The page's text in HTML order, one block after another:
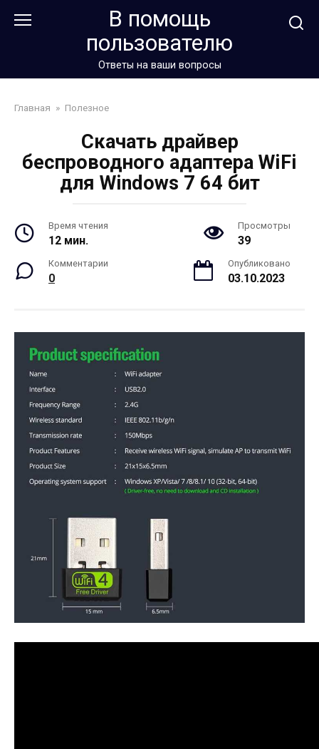
В помощь
пользователю
Ответы на ваши вопросы
Главная » Полезное
Скачать драйвер
беспроводного адаптера WiFi
для Windows 7 64 бит
Время чтения
12 мин.
Просмотры
39
Комментарии
0
Опубликовано
03.10.2023